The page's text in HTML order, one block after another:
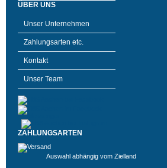
ÜBER UNS
Unser Unternehmen
Zahlungsarten etc.
Kontakt
Unser Team
ZAHLUNGSARTEN
Auswahl abhängig vom Zielland